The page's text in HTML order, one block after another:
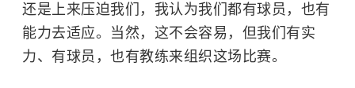
还是上来压迫我们，我认为我们都有球员，也有
能力去适应。当然，这不会容易，但我们有实
力、有球员，也有教练来组织这场比赛。